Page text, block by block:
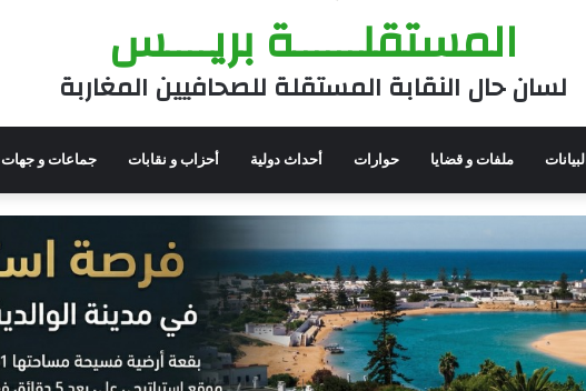
المستقلــــــة بريــــس
لسان حال النقابة المستقلة للصحافيين المغاربة
البيانات ملفات و قضايا حوارات أحداث دولية أحزاب و نقابات جماعات و جهات